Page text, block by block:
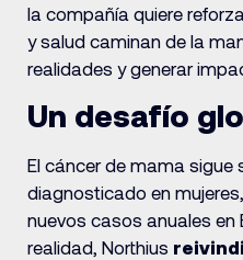
la compañía quiere
y salud caminan de la
realidades y generar
Un desafío
El cáncer de mama sigue
diagnosticado en
nuevos casos anuales en
realidad, Northius